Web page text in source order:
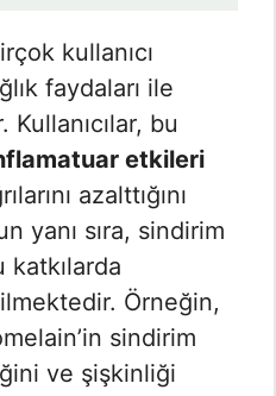
kullanıcı
faydaları ile
bu
etkileri
azalttığını
yanı sıra, sindirim
Örneğin,
sindirim
ve şişkinliği